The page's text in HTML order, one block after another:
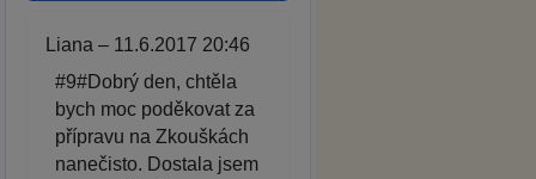
Liana – 11.6.2017 20:46
#9#Dobrý den, chtěla
bych moc poděkovat za
přípravu na Zkouškách
nanečisto. Dostala jsem